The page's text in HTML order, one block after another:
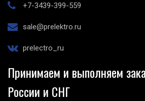
+7-3439-399-559
sale@prelektro.ru
prelectro_ru
Принимаем и выполняем
России и СНГ